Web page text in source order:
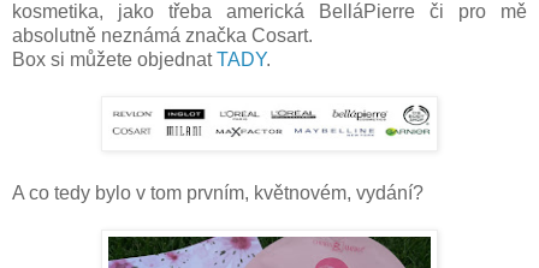
kosmetika, jako třeba americká BelláPierre či pro mě
absolutně neznámá značka Cosart.
Box si můžete objednatTADY.
A co tedy bylo v tom prvním, květnovém, vydání?